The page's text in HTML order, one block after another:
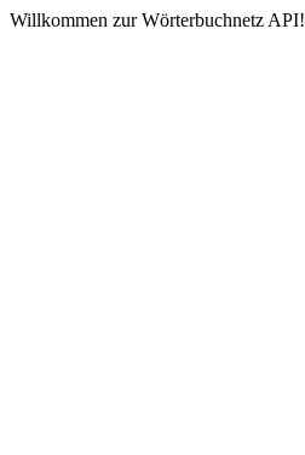
Willkommen zur Wörterbuchnetz API!